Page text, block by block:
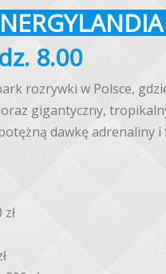
8.00
rozrywki w Polsce,
gigantyczny,
dawkę adrenaliny i